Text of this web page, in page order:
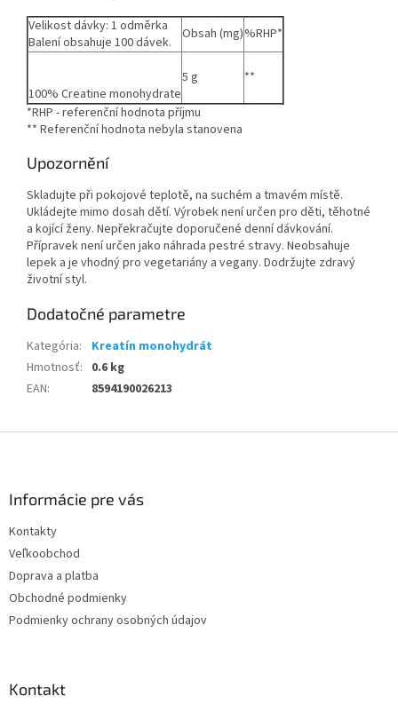
Velikost dávky: 1 odměrka
Balení obsahuje 100 dávek.
Obsah (mg)%RHP*
100% Creatine monohydrate
5 g
**
*RHP - referenční hodnota příjmu
** Referenční hodnota nebyla stanovena
Upozornění
Skladujte při pokojové teplotě, na suchém a tmavém místě.
Ukládejte mimo dosah dětí. Výrobek není určen pro děti, těhotné
a kojící ženy. Nepřekračujte doporučené denní dávkování.
Přípravek není určen jako náhrada pestré stravy. Neobsahuje
lepek a je vhodný pro vegetariány a vegany. Dodržujte zdravý
životní styl.
Dodatočné parametre
Kategória:
Kreatín monohydrát
Hmotnosť: 0.6 kg
EAN: 8594190026213
Informácie pre vás
Kontakty
Veľkoobchod
Doprava a platba
Obchodné podmienky
Podmienky ochrany osobných údajov
Kontakt